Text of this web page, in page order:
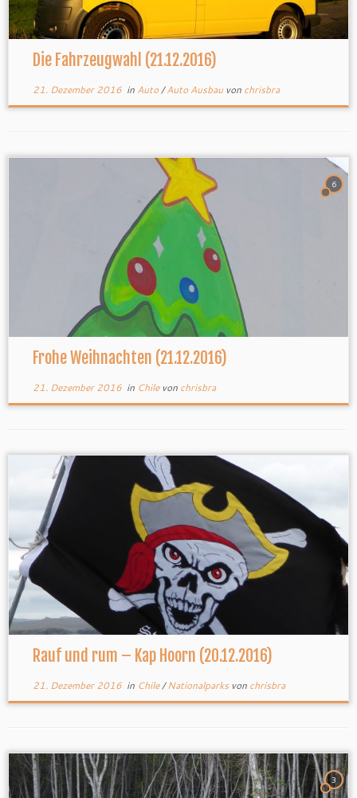
Die Fahrzeugwahl (21.12.2016)
21. Dezember 2016in Auto/Auto Ausbau von chrisbra
6
Frohe Weihnachten (21.12.2016)
21. Dezember 2016in Chile von chrisbra
Rauf und rum – Kap Hoorn (20.12.2016)
21. Dezember 2016in Chile/Nationalparks von chrisbra
3